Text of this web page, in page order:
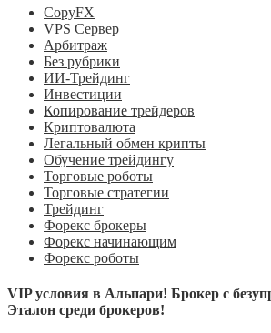
CopyFX
VPS Сервер
Арбитраж
Без рубрики
ИИ-Трейдинг
Инвестиции
Копирование трейдеров
Криптовалюта
Легальный обмен крипты
Обучение трейдингу
Торговые роботы
Торговые стратегии
Трейдинг
Форекс брокеры
Форекс начинающим
Форекс роботы
VIP условия в Альпари! Брокер с
Эталон среди брокеров!